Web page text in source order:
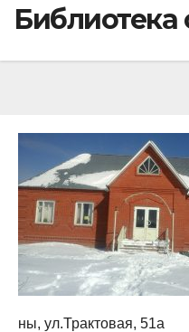
ны, ул.Трактовая, 51а